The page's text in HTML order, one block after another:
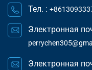
Тел. :
Электронная
Электронная